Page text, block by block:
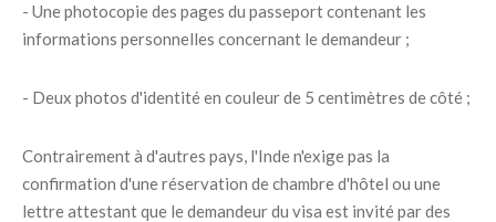
- Une photocopie des pages du passeport contenant les
informations personnelles concernant le demandeur ;
- Deux photos d'identité en couleur de 5 centimètres de côté ;
Contrairement à d'autres pays, l'Inde n'exige pas la
confirmation d'une réservation de chambre d'hôtel ou une
lettre attestant que le demandeur du visa est invité par des